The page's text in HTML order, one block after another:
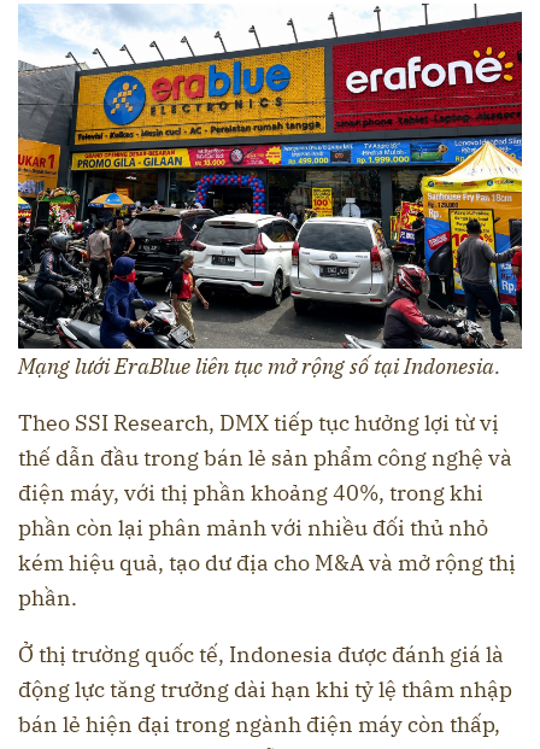
Mạng lưới EraBlue liên tục mở rộng số tại Indonesia.
Theo SSI Research, DMX tiếp tục hưởng lợi từ vị
thế dẫn đầu trong bán lẻ sản phẩm công nghệ và
điện máy, với thị phần khoảng 40%, trong khi
phần còn lại phân mảnh với nhiều đối thủ nhỏ
kém hiệu quả, tạo dư địa cho M&A và mở rộng thị
phần.
Ở thị trường quốc tế, Indonesia được đánh giá là
động lực tăng trưởng dài hạn khi tỷ lệ thâm nhập
bán lẻ hiện đại trong ngành điện máy còn thấp,